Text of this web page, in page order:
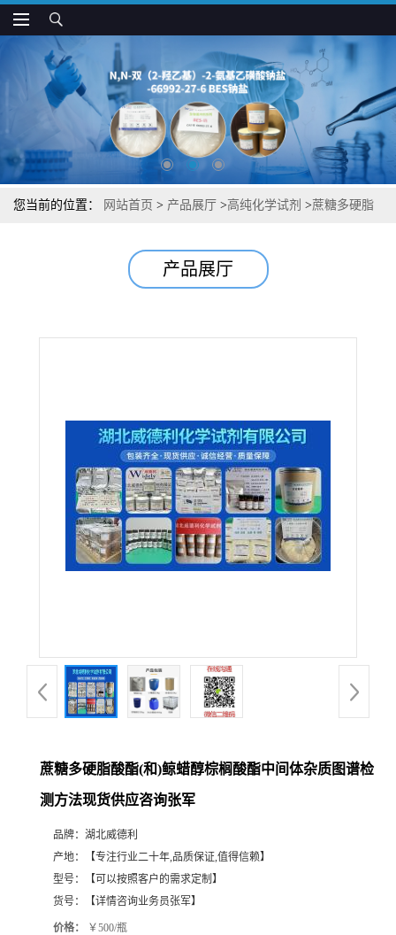
您当前的位置： 网站首页 > 产品展厅 >高纯化学试剂 >蔗糖多硬脂
产品展厅
蔗糖多硬脂酸酯(和)鲸蜡醇棕榈酸酯中间体杂质图谱检
测方法现货供应咨询张军
品牌： 湖北威德利
产地：
【专注行业二十年,品质保证,值得信赖】
型号：
【可以按照客户的需求定制】
货号：
【详情咨询业务员张军】
价格： ￥500/瓶